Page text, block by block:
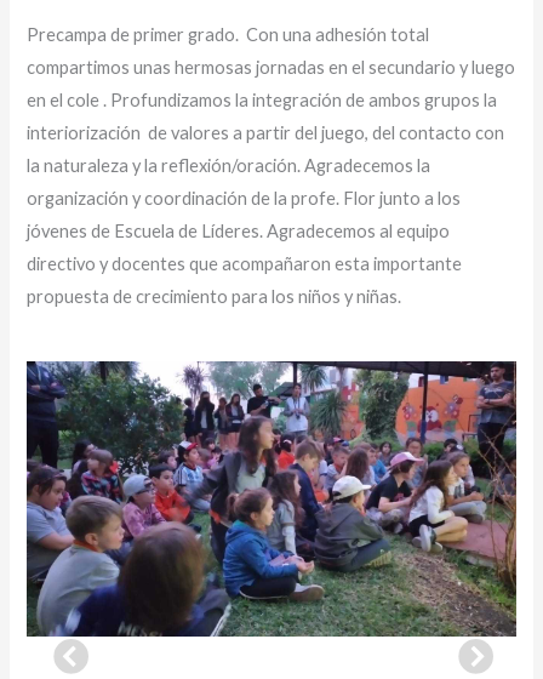
Precampa de primer grado. Con una adhesión total
compartimos unas hermosas jornadas en el secundario y luego
en el cole . Profundizamos la integración de ambos grupos la
interiorización de valores a partir del juego, del contacto con
la naturaleza y la reflexión/oración. Agradecemos la
organización y coordinación de la profe. Flor junto a los
jóvenes de Escuela de Líderes. Agradecemos al equipo
directivo y docentes que acompañaron esta importante
propuesta de crecimiento para los niños y niñas.